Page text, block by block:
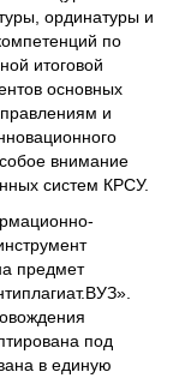
ординатуры и
по
итоговой
основных
и
внимание
систем КРСУ.
предмет
под
в единую